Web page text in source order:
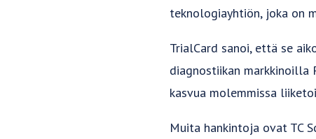
teknologiayhtiön, joka on
TrialCard sanoi, että se
diagnostiikan markkinoilla
kasvua molemmissa
Muita hankintoja ovat TC